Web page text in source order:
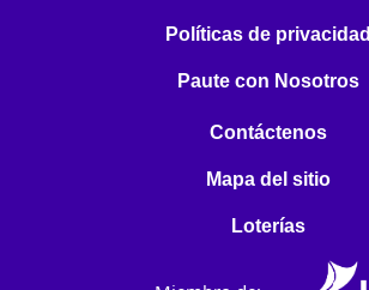
Políticas de privacidad
Paute con Nosotros
Contáctenos
Mapa del sitio
Loterías